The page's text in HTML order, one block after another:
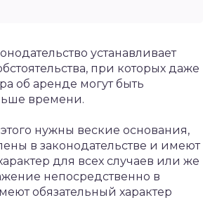
устанавливает
при которых даже
об аренде могут быть
времени.
нужны веские основания,
в законодательстве и имеют
для всех случаев или же
непосредственно в
обязательный характер